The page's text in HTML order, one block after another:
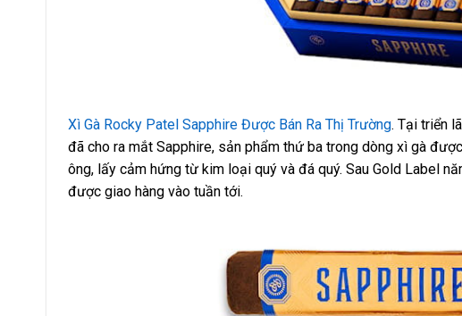
Xì Gà Rocky Patel Sapphire Được Bán Ra Thị Trường. Tại triển
đã cho ra mắt Sapphire, sản phẩm thứ ba trong dòng xì gà
ông, lấy cảm hứng từ kim loại quý và đá quý. Sau Gold Label
được giao hàng vào tuần tới.